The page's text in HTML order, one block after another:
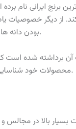
برنج ایرانی نام
دیگر خصوصیات
بودن دانه ها و رنگ متمایل به کرم آن ها اشاره نمود.
برداشته شده است
محصولات خود شناسایی کرده و به پرورش و کشت آن پرداخت.
بالا در مجالس